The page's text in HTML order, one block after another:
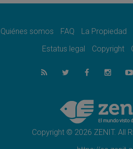
07.08.2026
07.08.2026
el compromiso del
La matanza de niños en
muertos en 300 días
Tagle: La guerra
revelación de Dios lo
Quiénes somos FAQ La Propiedad
Estatus legal
Copyright
Copyright © 2026 ZENIT. All